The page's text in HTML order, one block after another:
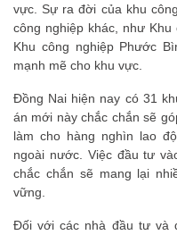
vực. Sự ra đời của khu
công nghiệp khác, như
Khu công nghiệp Phước
mạnh mẽ cho khu vực.
Đồng Nai hiện nay có 31
án mới này chắc chắn sẽ
làm cho hàng nghìn lao
ngoài nước. Việc đầu tư
chắc chắn sẽ mang lại
vững.
Đối với các nhà đầu tư và